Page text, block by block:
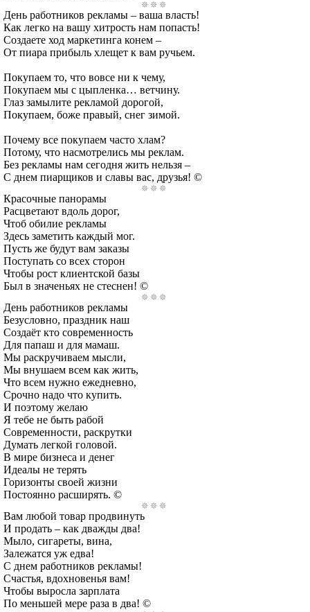
День работников рекламы – ваша власть!
Как легко на вашу хитрость нам попасть!
Создаете ход маркетинга конем –
От пиара прибыль хлещет к вам ручьем.
Покупаем то, что вовсе ни к чему,
Покупаем мы с цыпленка… ветчину.
Глаз замылите рекламой дорогой,
Покупаем, боже правый, снег зимой.
Почему все покупаем часто хлам?
Потому, что насмотрелись мы реклам.
Без рекламы нам сегодня жить нельзя –
С днем пиарщиков и славы вас, друзья! ©
Красочные панорамы
Расцветают вдоль дорог,
Чтоб обилие рекламы
Здесь заметить каждый мог.
Пусть же будут вам заказы
Поступать со всех сторон
Чтобы рост клиентской базы
Был в значеньях не стеснен! ©
День работников рекламы
Безусловно, праздник наш
Создаёт кто современность
Для папаш и для мамаш.
Мы раскручиваем мысли,
Мы внушаем всем как жить,
Что всем нужно ежедневно,
Срочно надо что купить.
И поэтому желаю
Я тебе не быть рабой
Современности, раскрутки
Думать легкой головой.
В мире бизнеса и денег
Идеалы не терять
Горизонты своей жизни
Постоянно расширять. ©
Вам любой товар продвинуть
И продать – как дважды два!
Мыло, сигареты, вина,
Залежатся уж едва!
С днем работников рекламы!
Счастья, вдохновенья вам!
Чтобы выросла зарплата
По меньшей мере раза в два! ©